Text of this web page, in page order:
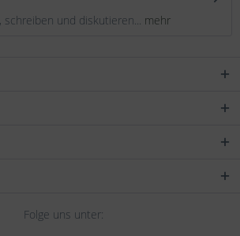
schreiben und diskutieren... mehr
Folge uns unter: